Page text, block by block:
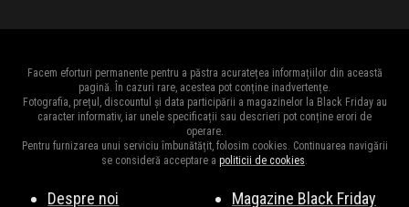
Facem eforturi permanente pentru a păstra acuratețea informațiilor din această
pagină. În cazuri rare, acestea pot conține inadvertențe.
Fotografia, prețul, discountul și data participării a magazinelor la Black Friday au
caracter informativ, iar unele specificații sau descrieri pot conține erori de
operare.
Pentru furnizarea unui serviciu îmbunătățit, folosim cookies. Continuarea navigării
se consideră acceptare a politicii de cookies.
Despre noi
Magazine Black Friday